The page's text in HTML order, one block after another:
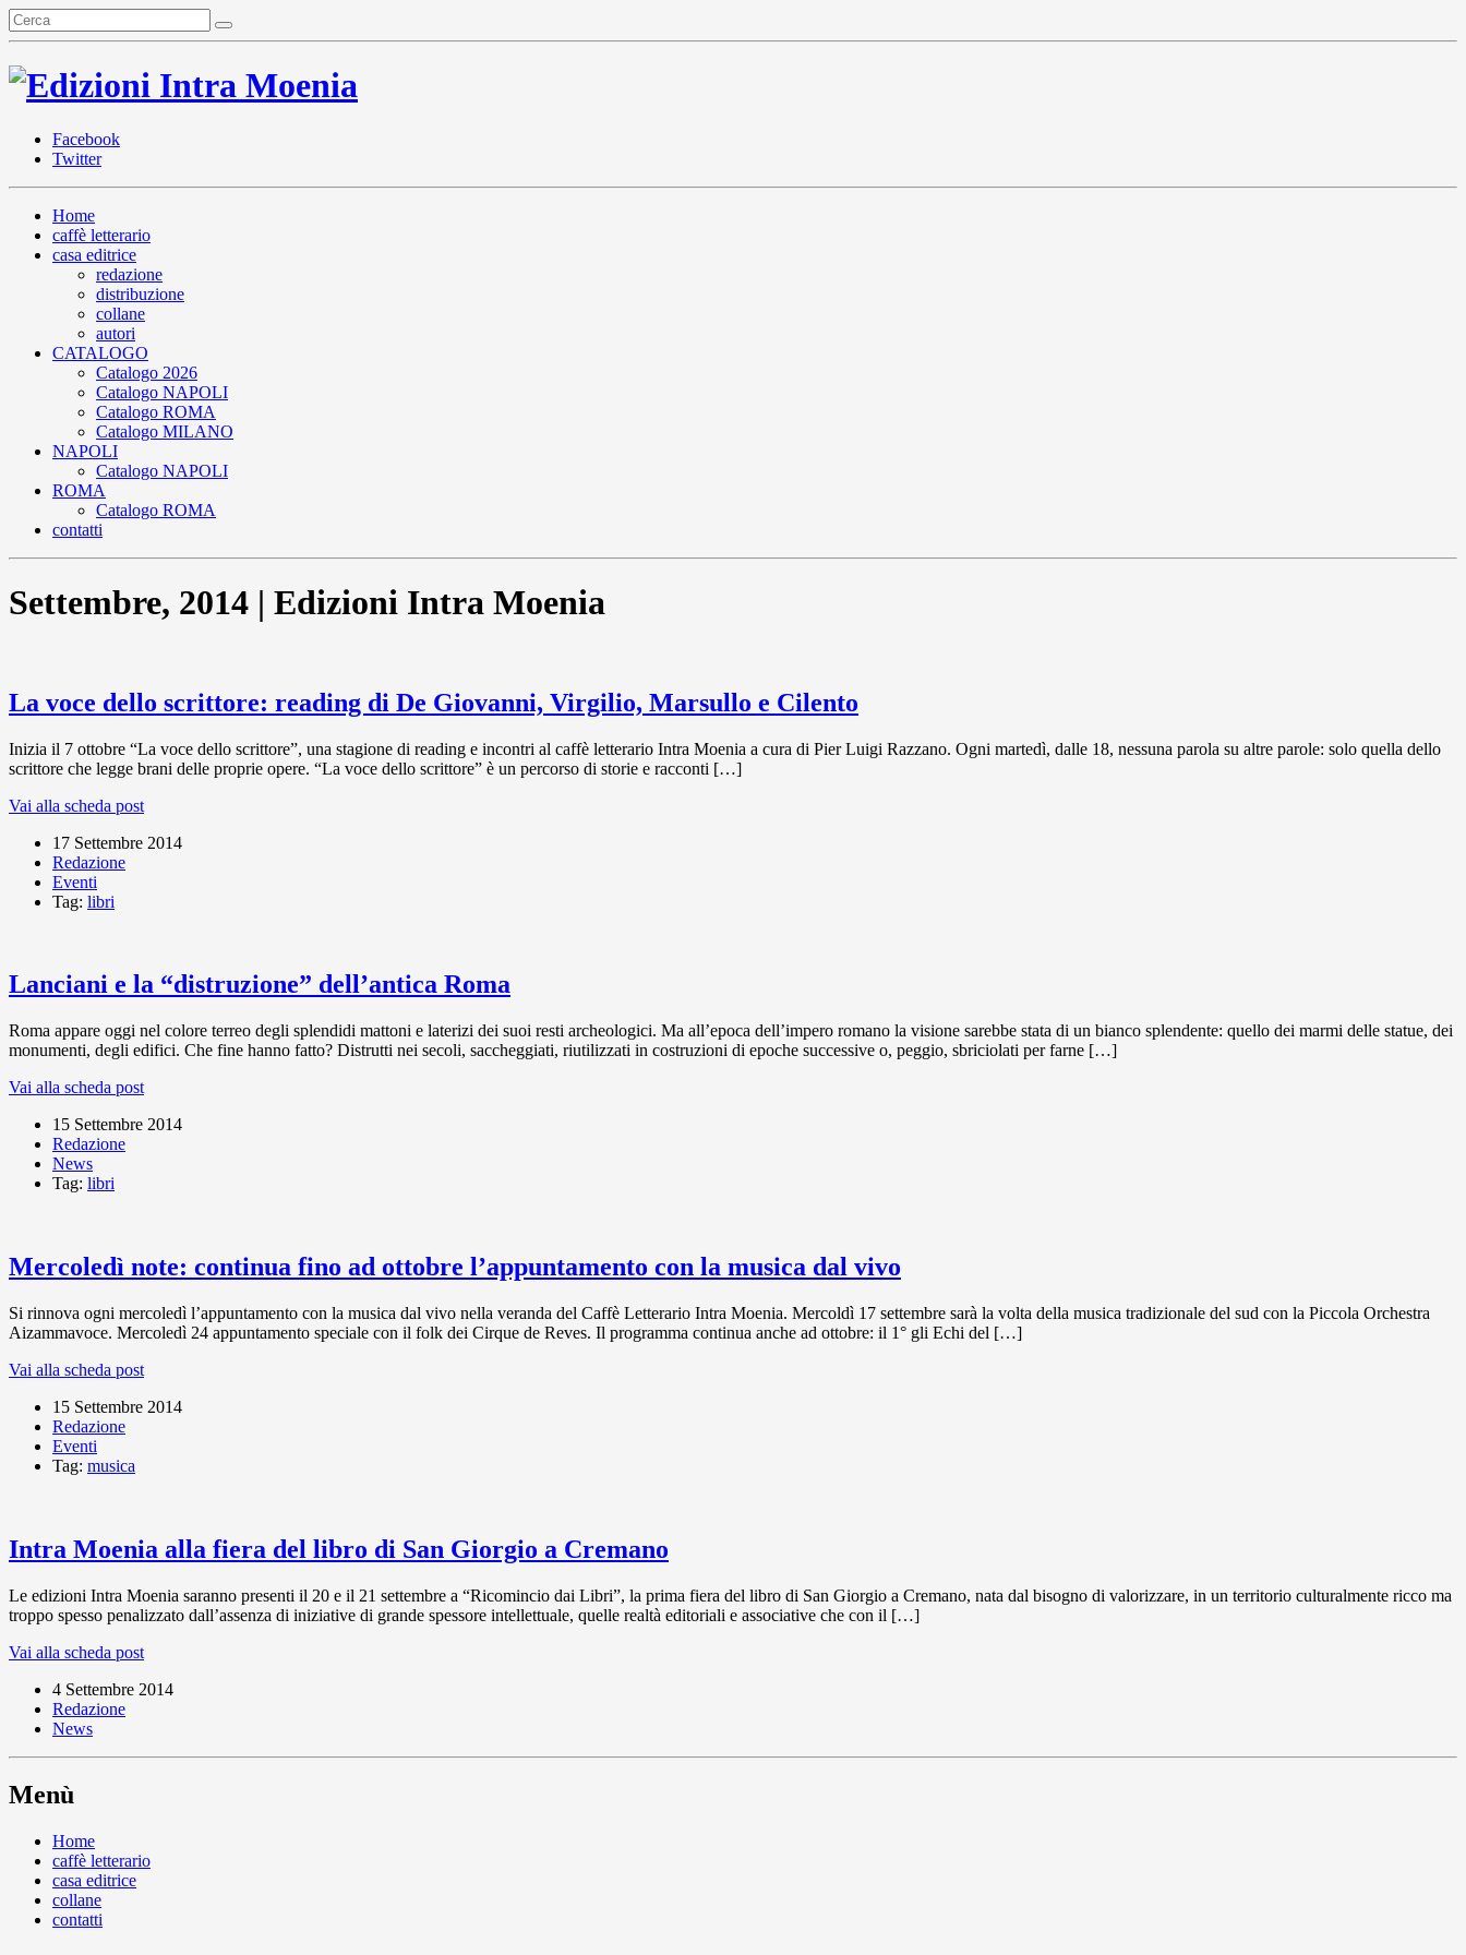
Facebook
Twitter
Home
caffè letterario
casa editrice
redazione
distribuzione
collane
autori
CATALOGO
Catalogo 2026
Catalogo NAPOLI
Catalogo ROMA
Catalogo MILANO
NAPOLI
Catalogo NAPOLI
ROMA
Catalogo ROMA
contatti
Settembre, 2014 | Edizioni Intra Moenia
La voce dello scrittore: reading di De Giovanni, Virgilio, Marsullo e Cilento
Inizia il 7 ottobre “La voce dello scrittore”, una stagione di reading e incontri al caffè letterario Intra Moenia a cura di Pier Luigi Razzano. Ogni martedì, dalle 18, nessuna parola su altre parole: solo quella dello
scrittore che legge brani delle proprie opere. “La voce dello scrittore” è un percorso di storie e racconti […]
Vai alla scheda post
17 Settembre 2014
Redazione
Eventi
Tag: libri
Lanciani e la “distruzione” dell’antica Roma
Roma appare oggi nel colore terreo degli splendidi mattoni e laterizi dei suoi resti archeologici. Ma all’epoca dell’impero romano la visione sarebbe stata di un bianco splendente: quello dei marmi delle statue, dei
monumenti, degli edifici. Che fine hanno fatto? Distrutti nei secoli, saccheggiati, riutilizzati in costruzioni di epoche successive o, peggio, sbriciolati per farne […]
Vai alla scheda post
15 Settembre 2014
Redazione
News
Tag: libri
Mercoledì note: continua fino ad ottobre l’appuntamento con la musica dal vivo
Si rinnova ogni mercoledì l’appuntamento con la musica dal vivo nella veranda del Caffè Letterario Intra Moenia. Mercoldì 17 settembre sarà la volta della musica tradizionale del sud con la Piccola Orchestra
Aizammavoce. Mercoledì 24 appuntamento speciale con il folk dei Cirque de Reves. Il programma continua anche ad ottobre: il 1° gli Echi del […]
Vai alla scheda post
15 Settembre 2014
Redazione
Eventi
Tag: musica
Intra Moenia alla fiera del libro di San Giorgio a Cremano
Le edizioni Intra Moenia saranno presenti il 20 e il 21 settembre a “Ricomincio dai Libri”, la prima fiera del libro di San Giorgio a Cremano, nata dal bisogno di valorizzare, in un territorio culturalmente ricco ma
troppo spesso penalizzato dall’assenza di iniziative di grande spessore intellettuale, quelle realtà editoriali e associative che con il […]
Vai alla scheda post
4 Settembre 2014
Redazione
News
Menù
Home
caffè letterario
casa editrice
collane
contatti